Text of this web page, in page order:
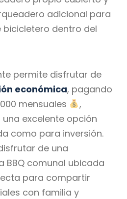
adicional para
dentro del
permite disfrutar de
económica, pagando
mensuales
,
excelente opción
como para inversión.
de una
BBQ comunal ubicada
para compartir
con familia y